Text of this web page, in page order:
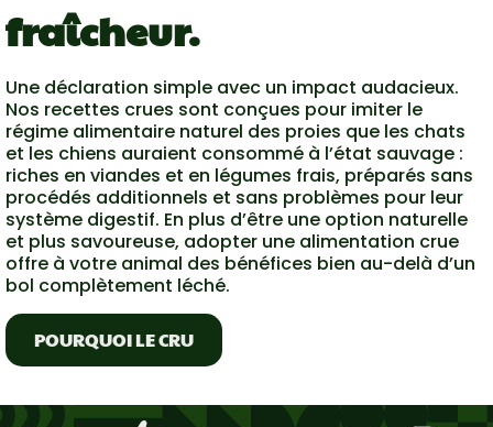
fraîcheur.
Une déclaration simple avec un impact audacieux.
Nos recettes crues sont conçues pour imiter le
régime alimentaire naturel des proies que les chats
et les chiens auraient consommé à l’état sauvage :
riches en viandes et en légumes frais, préparés sans
procédés additionnels et sans problèmes pour leur
système digestif. En plus d’être une option naturelle
et plus savoureuse, adopter une alimentation crue
offre à votre animal des bénéfices bien au-delà d’un
bol complètement léché.
POURQUOI LE CRU